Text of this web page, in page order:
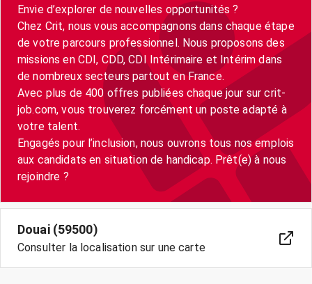
Envie d’explorer de nouvelles opportunités ?
Chez Crit, nous vous accompagnons dans chaque étape
de votre parcours professionnel. Nous proposons des
missions en CDI, CDD, CDI Intérimaire et Intérim dans
de nombreux secteurs partout en France.
Avec plus de 400 offres publiées chaque jour sur crit-
job.com, vous trouverez forcément un poste adapté à
votre talent.
Engagés pour l’inclusion, nous ouvrons tous nos emplois
aux candidats en situation de handicap. Prêt(e) à nous
Douai (59500)
Consulter la localisation sur une carte